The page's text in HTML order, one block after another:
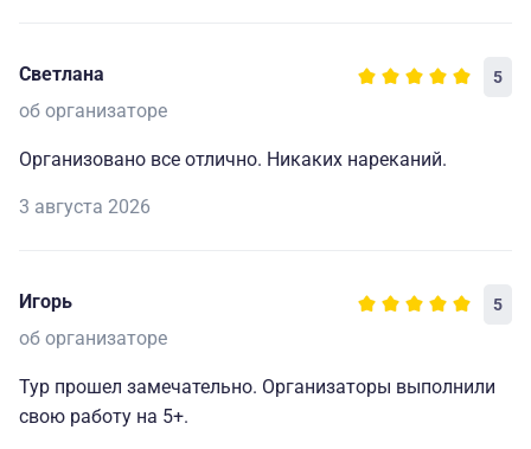
Светлана 5
об организаторе
Организовано все отлично. Никаких нареканий.
3 августа 2026
Игорь 5
об организаторе
Тур прошел замечательно. Организаторы выполнили
свою работу на 5+.